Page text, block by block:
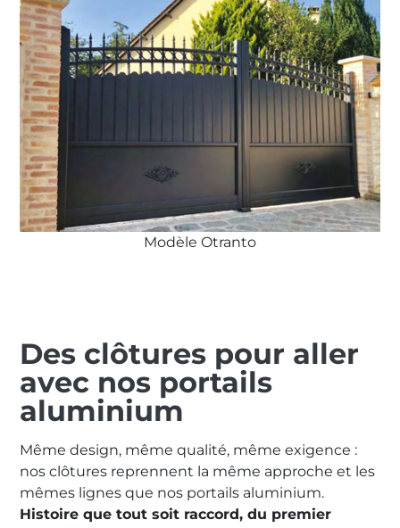
Modèle Otranto
Des clôtures pour aller
avec nos portails
aluminium
Même design, même qualité, même exigence :
nos clôtures reprennent la même approche et les
mêmes lignes que nos portails aluminium.
Histoire que tout soit raccord, du premier